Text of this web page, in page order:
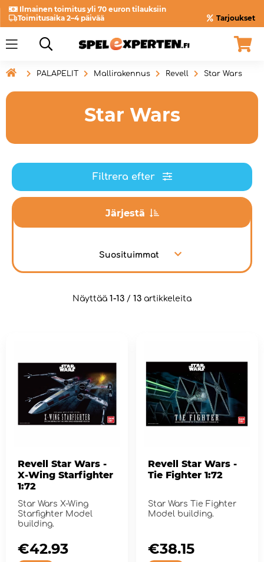
Ilmainen toimitus yli 70 euron tilauksiin
Toimitusaika 2–4 päivää
Tarjoukset
 PALAPELIT Mallirakennus Revell Star Wars
Star Wars
Filtrera efter
Järjestä
Suosituimmat
Näyttää 1-13 / 13 artikkeleita
Revell Star Wars -
X-Wing Starfighter
1:72
Star Wars X-Wing
Starfighter Model
building.
€42.93
Revell Star Wars -
Tie Fighter 1:72
Star Wars Tie Fighter
Model building.
€38.15